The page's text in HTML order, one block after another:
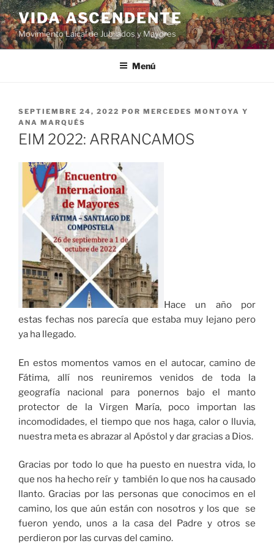
VIDA ASCENDENTE
Movimiento Laical de Jubilados y Mayores
Menú
SEPTIEMBRE 24, 2022 POR MERCEDES MONTOYA Y
ANA MARQUÉS
EIM 2022: ARRANCAMOS
Hace un año por
estas fechas nos parecía que estaba muy lejano pero
ya ha llegado.
En estos momentos vamos en el autocar, camino de
Fátima, allí nos reuniremos venidos de toda la
geografía nacional para ponernos bajo el manto
protector de la Virgen María, poco importan las
incomodidades, el tiempo que nos haga, calor o lluvia,
nuestra meta es abrazar al Apóstol y dar gracias a Dios.
Gracias por todo lo que ha puesto en nuestra vida, lo
que nos ha hecho reír y también lo que nos ha causado
llanto. Gracias por las personas que conocimos en el
camino, los que aún están con nosotros y los que se
fueron yendo, unos a la casa del Padre y otros se
perdieron por las curvas del camino.